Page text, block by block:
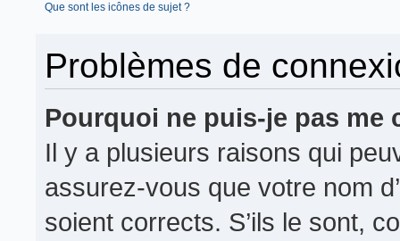
Que sont les icônes de sujet ?
Problèmes de
Pourquoi ne puis-je pas me
Il y a plusieurs raisons qui
assurez-vous que votre nom
soient corrects. S’ils le sont,